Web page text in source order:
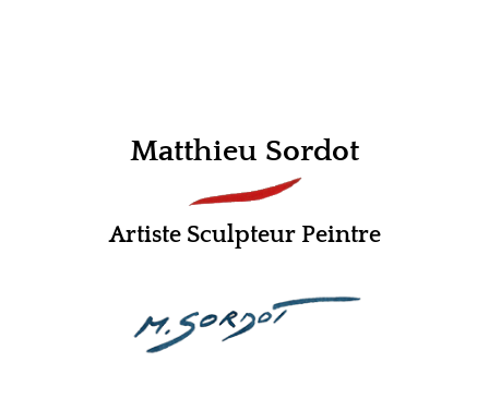
Matthieu Sordot
Artiste Sculpteur Peintre